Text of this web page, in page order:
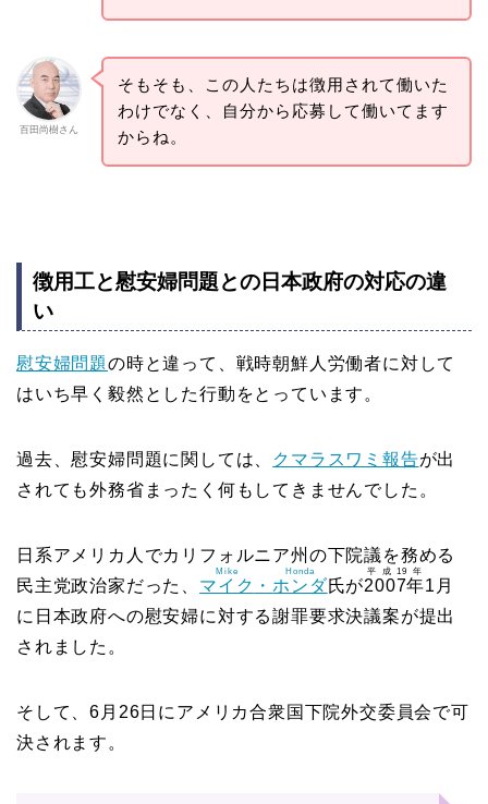
百田尚樹さん
そもそも、この人たちは徴用されて働いた
わけでなく、自分から応募して働いてます
からね。
徴用工と慰安婦問題との日本政府の対応の違
い
慰安婦問題の時と違って、戦時朝鮮人労働者に対して
はいち早く毅然とした行動をとっています。
過去、慰安婦問題に関しては、 クマラスワミ報告が出
されても外務省まったく何もしてきませんでした。
日系アメリカ人でカリフォルニア州の下院議を務める
民主党政治家だった、 マイク
Mike
・ ホンダ
Honda
氏が2007年
平成19年
1月
に日本政府への慰安婦に対する謝罪要求決議案が提出
されました。
そして、6月26日にアメリカ合衆国下院外交委員会で可
決されます。